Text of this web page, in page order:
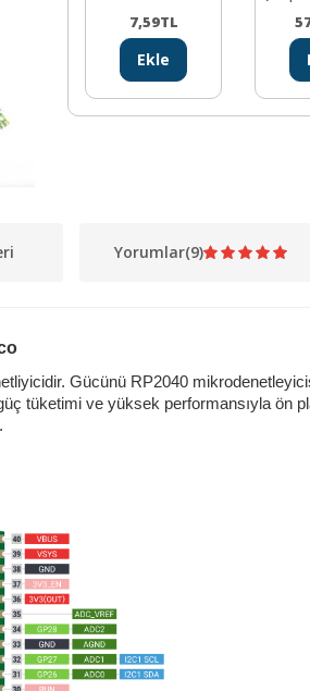
7,59TL
Ekle
Yorumlar(9)
Gücünü RP2040
tüketimi ve yüksek performansıyla ön